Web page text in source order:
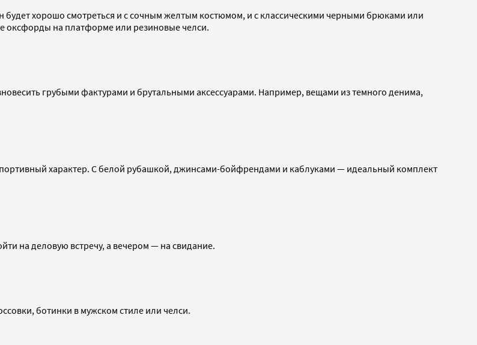
хорошо смотреться и с сочным желтым костюмом, и с классическими черными брюками или
оксфорды на платформе или резиновые челси.
грубыми фактурами и брутальными аксессуарами. Например, вещами из темного денима,
характер. С белой рубашкой, джинсами-бойфрендами и каблуками — идеальный комплект
на деловую встречу, а вечером — на свидание.
ботинки в мужском стиле или челси.